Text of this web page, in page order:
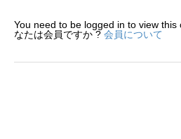
You need to be logged in to view this
なたは会員ですか ? 会員について